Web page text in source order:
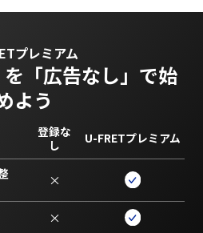
プレミアム
「広告なし」で始
よう
登録な
し
U-FRETプレミアム
×
×